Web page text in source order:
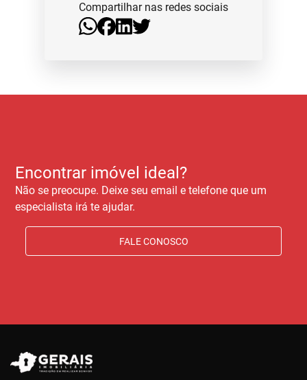
Compartilhar nas redes sociais
Encontrar imóvel ideal?
Não se preocupe. Deixe seu email e telefone que um
especialista irá te ajudar.
FALE CONOSCO